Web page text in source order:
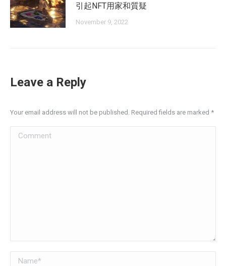
引起NFT用家和質疑
November 9, 2022
Leave a Reply
Your email address will not be published. Required fields are marked *
Comment
Name *